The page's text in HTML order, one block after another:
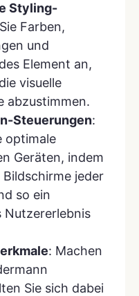
Styling-
Farben,
und
Element an,
visuelle
abzustimmen.
Steuerungen:
optimale
Geräten, indem
Bildschirme jeder
so ein
Nutzererlebnis
: Machen
Sie sich dabei